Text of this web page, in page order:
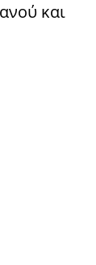
και